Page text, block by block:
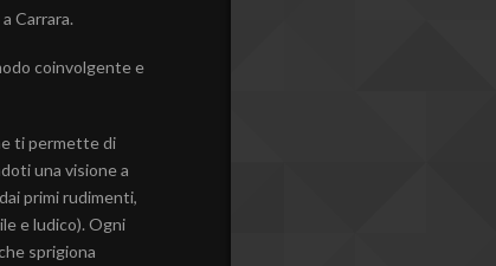
Carrara.
coinvolgente e
ti permette di
una visione a
primi rudimenti,
e ludico). Ogni
sprigiona